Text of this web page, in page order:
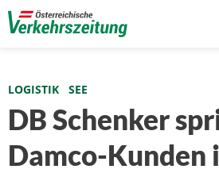
LOGISTIK SEE
DB Schenker
Damco-Kunden